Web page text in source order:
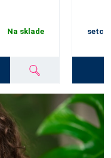
Na sklade